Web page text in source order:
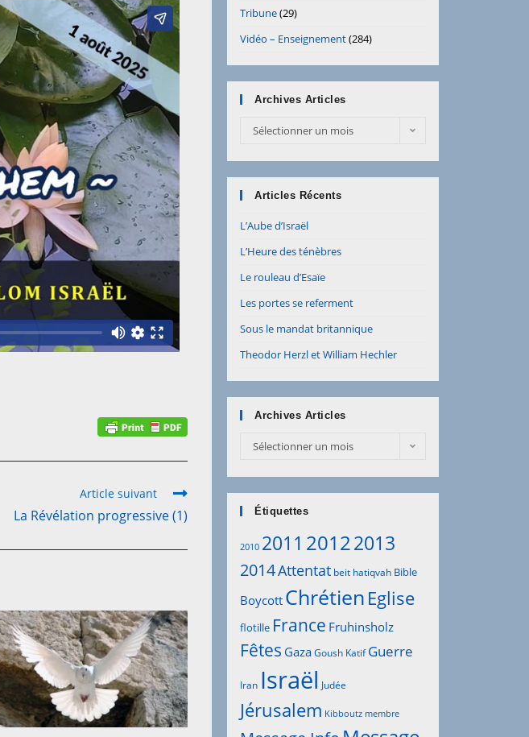
Article suivant
La Révélation progressive (1)
Tribune(29)
Vidéo – Enseignement(284)
Archives Articles
Sélectionner un mois
Articles Récents
L’Aube d’Israël
L’Heure des ténèbres
Le rouleau d’Esaïe
Les portes se referment
Sous le mandat britannique
Theodor Herzl et William Hechler
Archives Articles
Sélectionner un mois
Étiquettes
2010 2011 20122013
2014Attentat beit hatiqvah Bible
Boycott Chrétien Eglise
flotille France Fruhinsholz
Fêtes GazaGoush Katif Guerre
Iran Israël Judée
Jérusalem Kibboutz membre